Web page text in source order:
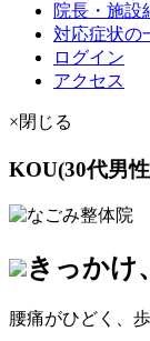
院長・施設
対応症状の
ログイン
アクセス
×閉じる
KOU(30代男
きっかけ
腰痛がひどく、